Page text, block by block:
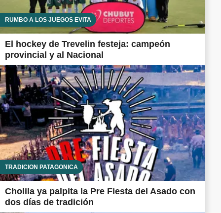
RUMBO A LOS JUEGOS EVITA
El hockey de Trevelin festeja: campeón
provincial y al Nacional
TRADICIÓN PATAGÓNICA
Cholila ya palpita la Pre Fiesta del Asado con
dos días de tradición